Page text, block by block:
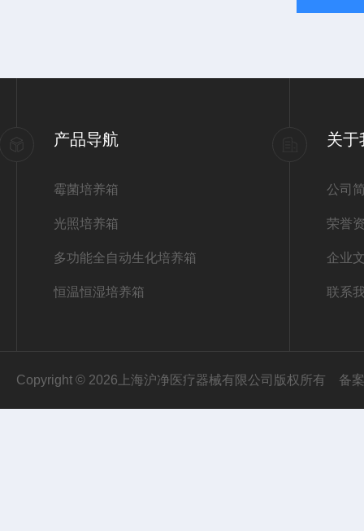
产品导航
霉菌培养箱
光照培养箱
多功能全自动生化培养箱
恒温恒湿培养箱
关于
公司
荣誉
企业
联系
Copyright © 2026上海沪净医疗器械有限公司版权所有 备